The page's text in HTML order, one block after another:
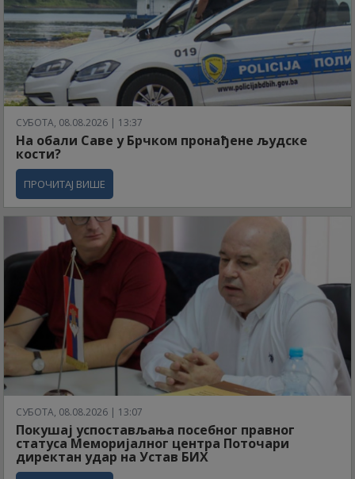
СУБОТА, 08.08.2026 | 13:37
На обали Саве у Брчком пронађене људске
кости?
ПРОЧИТАЈ ВИШЕ
СУБОТА, 08.08.2026 | 13:07
Покушај успостављања посебног правног
статуса Меморијалног центра Поточари
директан удар на Устав БИХ